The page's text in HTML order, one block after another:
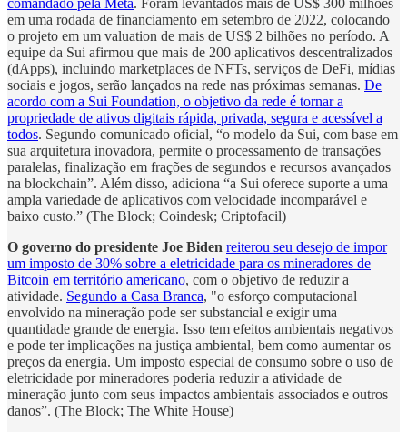
em uma rodada de financiamento em setembro de 2022, colocando
o projeto em um valuation de mais de US$ 2 bilhões no período. A
equipe da Sui afirmou que mais de 200 aplicativos descentralizados
(dApps), incluindo marketplaces de NFTs, serviços de DeFi, mídias
sociais e jogos, serão lançados na rede nas próximas semanas. De
acordo com a Sui Foundation, o objetivo da rede é tornar a
propriedade de ativos digitais rápida, privada, segura e acessível a
todos. Segundo comunicado oficial, “o modelo da Sui, com base em
sua arquitetura inovadora, permite o processamento de transações
paralelas, finalização em frações de segundos e recursos avançados
na blockchain”. Além disso, adiciona “a Sui oferece suporte a uma
ampla variedade de aplicativos com velocidade incomparável e
baixo custo.” (The Block; Coindesk; Criptofacil)
O governo do presidente Joe Biden reiterou seu desejo de impor
um imposto de 30% sobre a eletricidade para os mineradores de
Bitcoin em território americano, com o objetivo de reduzir a
atividade. Segundo a Casa Branca, "o esforço computacional
envolvido na mineração pode ser substancial e exigir uma
quantidade grande de energia. Isso tem efeitos ambientais negativos
e pode ter implicações na justiça ambiental, bem como aumentar os
preços da energia. Um imposto especial de consumo sobre o uso de
eletricidade por mineradores poderia reduzir a atividade de
mineração junto com seus impactos ambientais associados e outros
danos”. (The Block; The White House)